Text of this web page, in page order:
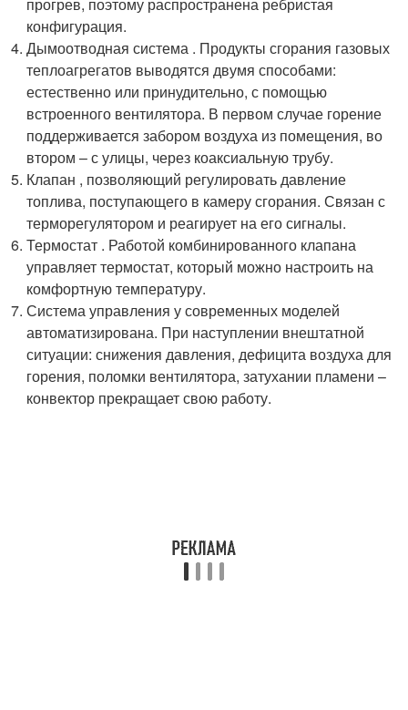
конфигурация.
Дымоотводная система . Продукты сгорания газовых
теплоагрегатов выводятся двумя способами:
естественно или принудительно, с помощью
встроенного вентилятора. В первом случае горение
поддерживается забором воздуха из помещения, во
втором – с улицы, через коаксиальную трубу.
Клапан , позволяющий регулировать давление
топлива, поступающего в камеру сгорания. Связан с
терморегулятором и реагирует на его сигналы.
Термостат . Работой комбинированного клапана
управляет термостат, который можно настроить на
комфортную температуру.
Система управления у современных моделей
автоматизирована. При наступлении внештатной
ситуации: снижения давления, дефицита воздуха для
горения, поломки вентилятора, затухании пламени –
конвектор прекращает свою работу.